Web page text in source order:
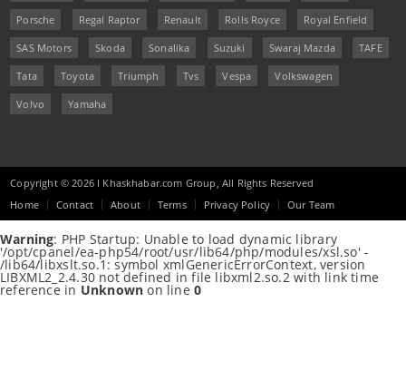
Porsche Regal Raptor Renault Rolls Royce Royal Enfield
SAS Motors Skoda Sonalika Suzuki Swaraj Mazda TAFE
Tata Toyota Triumph Tvs Vespa Volkswagen
Volvo Yamaha
Copyright © 2026 I Khaskhabar.com Group, All Rights Reserved
Home
Contact About Terms Privacy Policy Our Team
Warning: PHP Startup: Unable to load dynamic library
'/opt/cpanel/ea-php54/root/usr/lib64/php/modules/xsl.so' -
/lib64/libxslt.so.1: symbol xmlGenericErrorContext, version
LIBXML2_2.4.30 not defined in file libxml2.so.2 with link time
reference in Unknown on line0